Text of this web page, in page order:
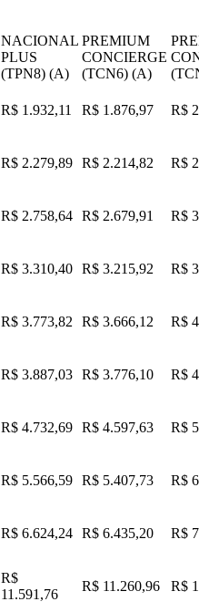
NACIONAL
PLUS
(TPN8) (A)
PREMIUM
CONCIERGE
(TCN6) (A)
R$ 1.932,11 R$ 1.876,97 R$
R$ 2.279,89 R$ 2.214,82 R$
R$ 2.758,64 R$ 2.679,91 R$
R$ 3.310,40 R$ 3.215,92 R$
R$ 3.773,82 R$ 3.666,12 R$
R$ 3.887,03 R$ 3.776,10 R$
R$ 4.732,69 R$ 4.597,63 R$
R$ 5.566,59 R$ 5.407,73 R$
R$ 6.624,24 R$ 6.435,20 R$
R$
11.591,76
R$ 11.260,96 R$